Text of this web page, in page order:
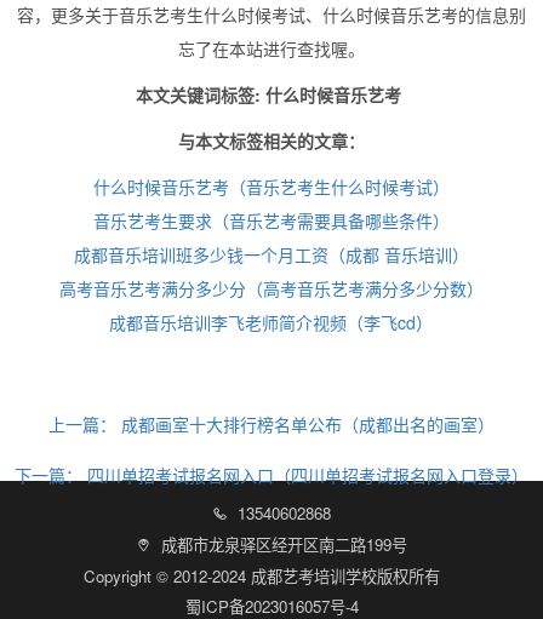
容，更多关于音乐艺考生什么时候考试、什么时候音乐艺考的信息别
忘了在本站进行查找喔。
本文关键词标签: 什么时候音乐艺考
与本文标签相关的文章：
什么时候音乐艺考（音乐艺考生什么时候考试）
音乐艺考生要求（音乐艺考需要具备哪些条件）
成都音乐培训班多少钱一个月工资（成都 音乐培训）
高考音乐艺考满分多少分（高考音乐艺考满分多少分数）
成都音乐培训李飞老师简介视频（李飞cd）
上一篇： 成都画室十大排行榜名单公布（成都出名的画室）
下一篇： 四川单招考试报名网入口（四川单招考试报名网入口登录）
 13540602868

成都市龙泉驿区经开区南二路199号
Copyright © 2012-2024 成都艺考培训学校版权所有
蜀ICP备2023016057号-4